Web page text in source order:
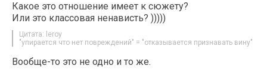
Какое это отношение имеет к сюжету?
Или это классовая ненависть? )))))
Цитата: leroy
"упирается что нет повреждений" = "отказывается признавать вину"
Вообще-то это не одно и то же.